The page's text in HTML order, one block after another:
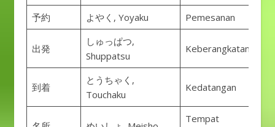
予約 よやく, Yoyaku Pemesanan
出発
しゅっぱつ,
Shuppatsu
Keberangkatan
到着
とうちゃく,
Touchaku
Kedatangan
Tempat